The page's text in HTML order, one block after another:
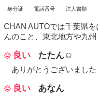
身分証 電話番号 法人書類
CHAN AUTOでは千葉県を
んのこと、東北地方や九州
良い たたん☺︎
ありがとうございました
良い あなん